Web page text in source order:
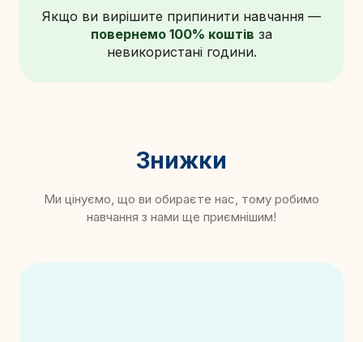
Якщо ви вирішите припинити навчання —
повернемо 100% коштів за
невикористані години.
Знижки
Ми цінуємо, що ви обираєте нас, тому робимо
навчання з нами ще приємнішим!